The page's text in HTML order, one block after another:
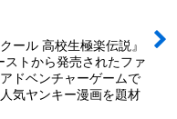
ール 高校生極楽伝説』
トから発売されたファ
ドベンチャーゲームで
気ヤンキー漫画を題材